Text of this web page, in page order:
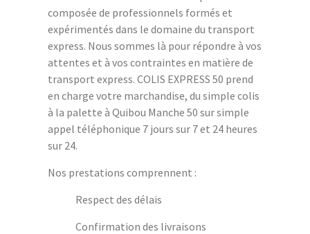
composée de professionnels formés et
expérimentés dans le domaine du transport
express. Nous sommes là pour répondre à vos
attentes et à vos contraintes en matière de
transport express. COLIS EXPRESS 50 prend
en charge votre marchandise, du simple colis
à la palette à Quibou Manche 50 sur simple
appel téléphonique 7 jours sur 7 et 24 heures
sur 24.
Nos prestations comprennent :
Respect des délais
Confirmation des livraisons